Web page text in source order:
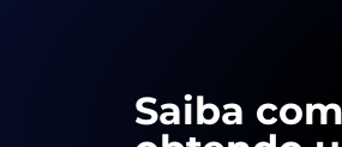
Saiba